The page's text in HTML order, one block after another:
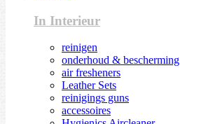
In Interieur
reinigen
onderhoud & bescherming
air fresheners
Leather Sets
reinigings guns
accessoires